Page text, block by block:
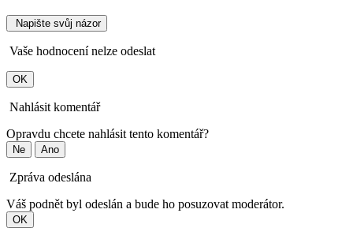
Napište svůj názor
Vaše hodnocení nelze odeslat
OK
Nahlásit komentář
Opravdu chcete nahlásit tento komentář?
Ne Ano
Zpráva odeslána
Váš podnět byl odeslán a bude ho posuzovat moderátor.
OK